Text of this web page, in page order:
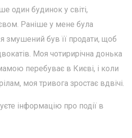
один будинок у світі,
Раніше у мене була
змушений був її продати, щоб
Моя чотирирічна донька
перебуває в Києві, і коли
моя тривога зростає вдвічі.
інформацію про події в